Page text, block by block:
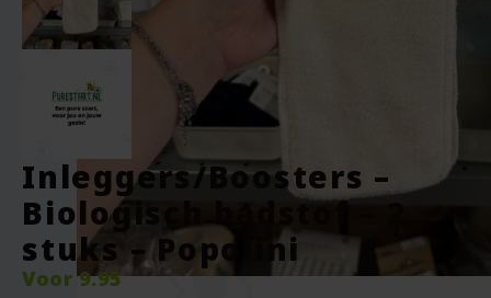
Inleggers/Boosters –
Biologisch badstof – 2
stuks – Popolini
Voor9.95